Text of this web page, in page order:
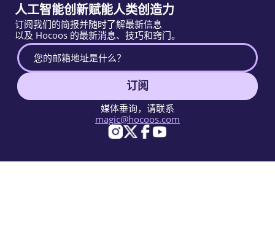
人工智能创新赋能人类创造力
订阅我们的简报并随时了解最新信息
以及 Hocoos 的最新消息、技巧和窍门。
订阅
媒体垂询，请联系
magic@hocoos.com